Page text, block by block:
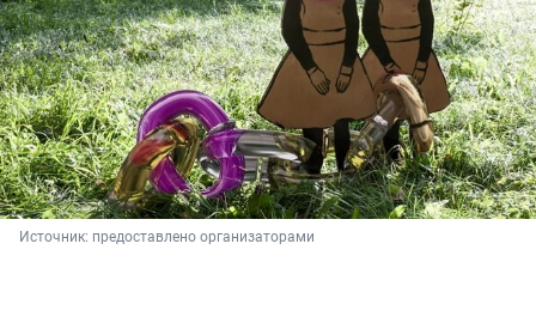
Источник: предоставлено организаторами